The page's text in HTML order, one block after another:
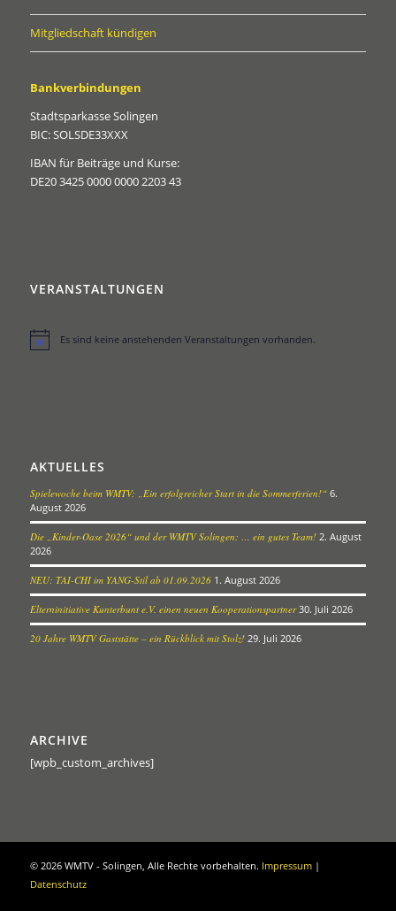
Mitgliedschaft kündigen
Bankverbindungen
Stadtsparkasse Solingen
BIC: SOLSDE33XXX
IBAN für Beiträge und Kurse:
DE20 3425 0000 0000 2203 43
VERANSTALTUNGEN
HinweisEs sind keine anstehenden Veranstaltungen vorhanden.
AKTUELLES
Spielewoche beim WMTV: „Ein erfolgreicher Start in die Sommerferien!“ 6.
August 2026
Die „Kinder-Oase 2026“ und der WMTV Solingen: … ein gutes Team! 2. August
2026
NEU: TAI-CHI im YANG-Stil ab 01.09.2026 1. August 2026
Elterninitiative Kunterbunt e.V. einen neuen Kooperationspartner 30. Juli 2026
20 Jahre WMTV Gaststätte – ein Rückblick mit Stolz! 29. Juli 2026
ARCHIVE
[wpb_custom_archives]
© 2026 WMTV - Solingen, Alle Rechte vorbehalten. Impressum|
Datenschutz